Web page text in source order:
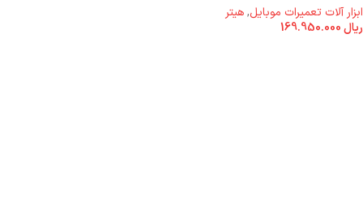
ابزار آلات تعمیرات موبایل,هیتر
ریال